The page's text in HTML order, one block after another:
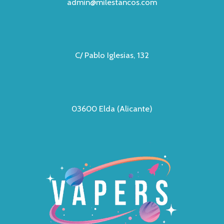
C/ Pablo Iglesias, 132
03600 Elda (Alicante)